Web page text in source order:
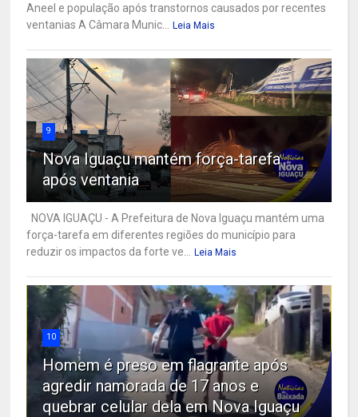
Aneel e população após transtornos causados por recentes
ventanias A Câmara Munic...
Leia Mais
9
Nova Iguaçu mantém força-tarefa
após ventania
NOVA IGUAÇU - A Prefeitura de Nova Iguaçu mantém uma
força-tarefa em diferentes regiões do município para
reduzir os impactos da forte ve...
Leia Mais
10
Homem é preso em flagrante após
agredir namorada de 17 anos e
quebrar celular dela em Nova Iguaçu